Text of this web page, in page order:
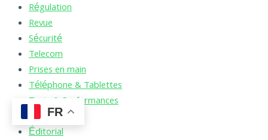
FR
Régulation
Revue
Sécurité
Telecom
Prises en main
Téléphone & Tablettes
Tests & Performances
Vidéos
Éditorial